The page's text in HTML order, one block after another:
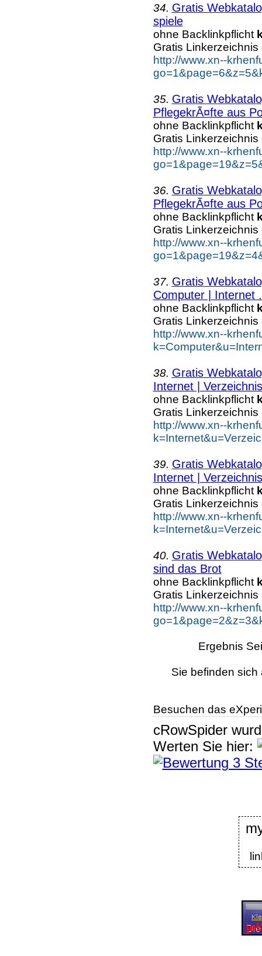
34. Gratis
spiele
ohne Backlinkpflicht
Gratis Linkerzeichnis
http://www.xn--
35. Gratis
PflegekrÃ¤fte aus
ohne Backlinkpflicht
Gratis Linkerzeichnis
http://www.xn--
36. Gratis
PflegekrÃ¤fte aus
ohne Backlinkpflicht
Gratis Linkerzeichnis
http://www.xn--
37. Gratis
Computer | Internet
ohne Backlinkpflicht
Gratis Linkerzeichnis
http://www.xn--
38. Gratis
Internet | Verzeichnis
ohne Backlinkpflicht
Gratis Linkerzeichnis
http://www.xn--
39. Gratis
Internet | Verzeichnis
ohne Backlinkpflicht
Gratis Linkerzeichnis
http://www.xn--
40. Gratis
sind das Brot
ohne Backlinkpflicht
Gratis Linkerzeichnis
http://www.xn--
Ergebnis
Sie befinden
Besuchen das
cRowSpider
Werten Sie hier: